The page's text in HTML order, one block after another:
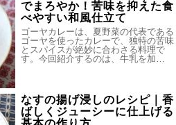
でまろやか！苦味を抑えた食
べやすい和風仕立て
ゴーヤカレーは、夏野菜の代表である
ゴーヤを使ったカレーで、独特の苦味
とスパイスが絶妙に合わさる料理で
す。今回紹介するのは、牛乳を加…
なすの揚げ浸しのレシピ｜香
ばしくジューシーに仕上げる